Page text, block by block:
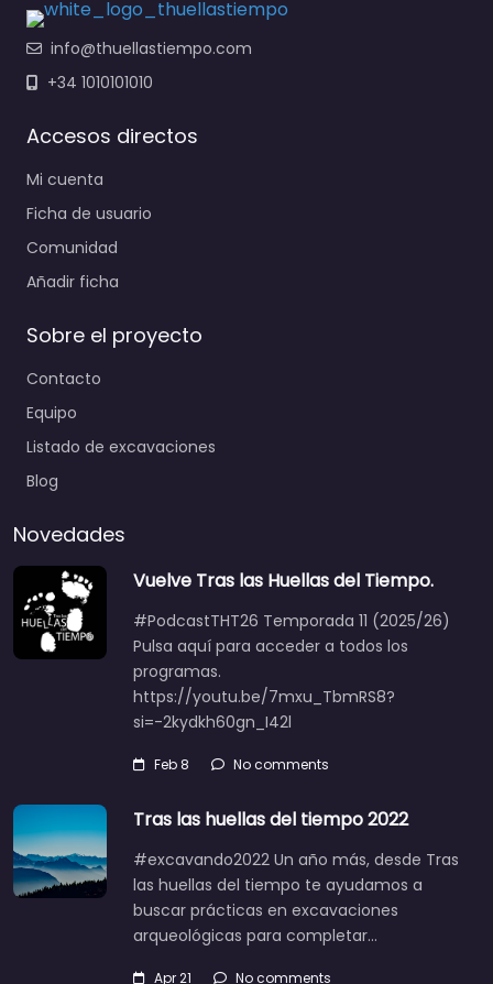
info@thuellastiempo.com
+34 1010101010
Accesos directos
Mi cuenta
Ficha de usuario
Comunidad
Añadir ficha
Sobre el proyecto
Contacto
Equipo
Listado de excavaciones
Blog
Novedades
Vuelve Tras las Huellas del Tiempo.
#PodcastTHT26 Temporada 11 (2025/26)
Pulsa aquí para acceder a todos los
programas.
https://youtu.be/7mxu_TbmRS8?
si=-2kydkh60gn_I42l
Feb 8 No comments
Tras las huellas del tiempo 2022
#excavando2022 Un año más, desde Tras
las huellas del tiempo te ayudamos a
buscar prácticas en excavaciones
arqueológicas para completar…
Apr 21 No comments